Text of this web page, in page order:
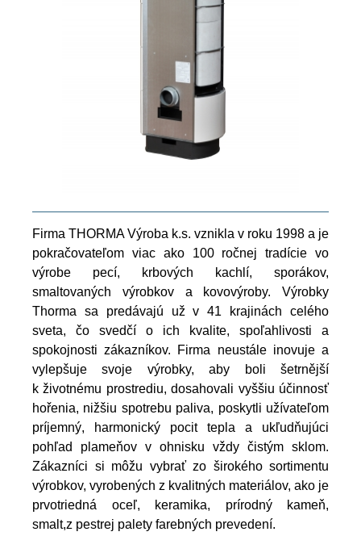
Firma THORMA Výroba k.s. vznikla v roku 1998 a je
pokračovateľom viac ako 100 ročnej tradície vo
výrobe pecí, krbových kachlí, sporákov,
smaltovaných výrobkov a kovovýroby. Výrobky
Thorma sa predávajú už v 41 krajinách celého
sveta, čo svedčí o ich kvalite, spoľahlivosti a
spokojnosti zákazníkov. Firma neustále inovuje a
vylepšuje svoje výrobky, aby boli šetrnější
k životnému prostrediu, dosahovali vyššiu účinnosť
hořenia, nižšiu spotrebu paliva, poskytli užívateľom
príjemný, harmonický pocit tepla a ukľudňujúci
pohľad plameňov v ohnisku vždy čistým sklom.
Zákazníci si môžu vybrať zo širokého sortimentu
výrobkov, vyrobených z kvalitných materiálov, ako je
prvotriedná oceľ, keramika, prírodný kameň,
smalt,z pestrej palety farebných prevedení.